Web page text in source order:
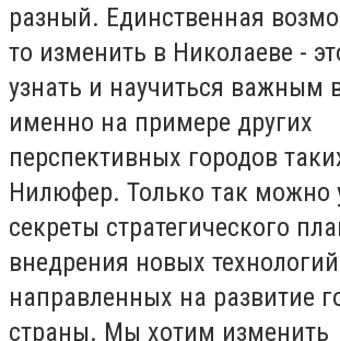
разный. Единственная
то изменить в Николаеве -
узнать и научиться важным
именно на примере других
перспективных городов
Нилюфер. Только так можно
секреты стратегического
внедрения новых
направленных на развитие
страны. Мы хотим изменить